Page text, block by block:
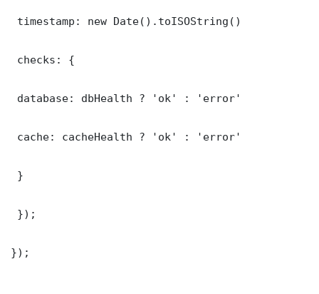
timestamp: new Date().toISOString()
checks: {
database: dbHealth ? 'ok' : 'error'
cache: cacheHealth ? 'ok' : 'error'
}
});
});